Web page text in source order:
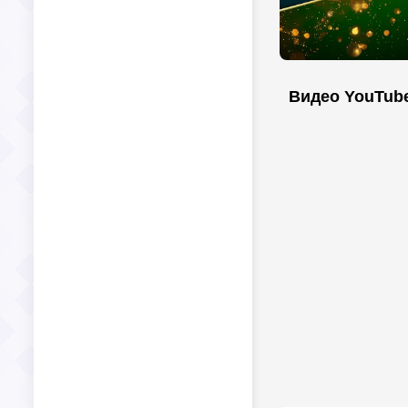
Видео